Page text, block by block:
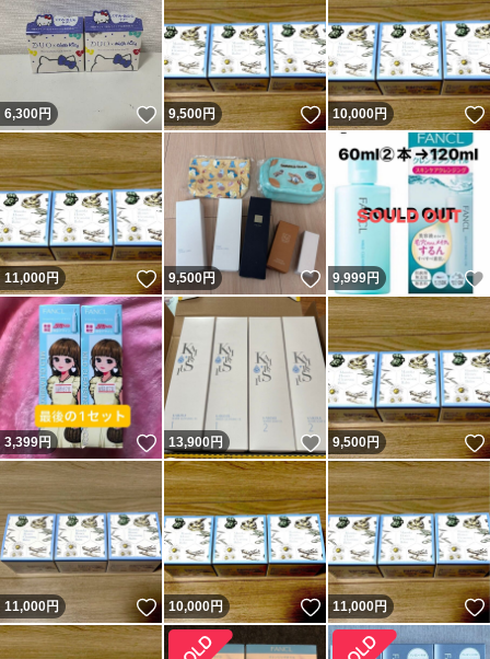
6,300円 いいね！
9,500円 いいね！
10,000円
11,000円 いいね！
9,500円 いいね！
9,999円
3,399円 いいね！
13,900円 いいね！
9,500円
11,000円 いいね！
10,000円 いいね！
11,000円